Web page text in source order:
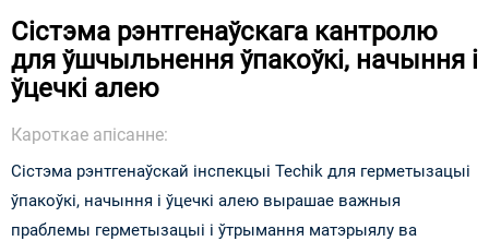
Сістэма рэнтгенаўскага кантролю
для ўшчыльнення ўпакоўкі, начыння і
ўцечкі алею
Кароткае апісанне:
Сістэма рэнтгенаўскай інспекцыі Techik для герметызацыі
ўпакоўкі, начыння і ўцечкі алею вырашае важныя
праблемы герметызацыі і ўтрымання матэрыялу ва